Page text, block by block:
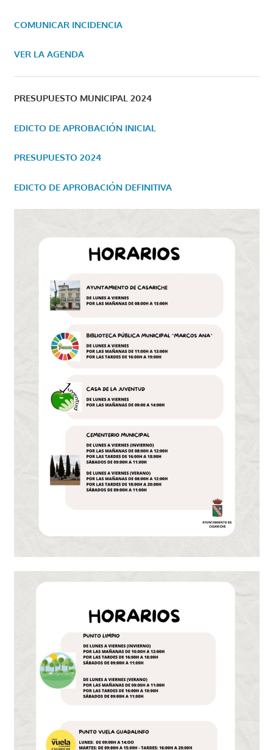
COMUNICAR INCIDENCIA
VER LA AGENDA
PRESUPUESTO MUNICIPAL 2024
EDICTO DE APROBACIÓN INICIAL
PRESUPUESTO 2024
EDICTO DE APROBACIÓN DEFINITIVA